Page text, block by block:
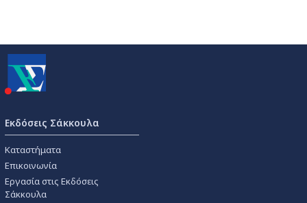
Εκδόσεις Σάκκουλα
Καταστήματα
Επικοινωνία
Εργασία στις Εκδόσεις
Σάκκουλα